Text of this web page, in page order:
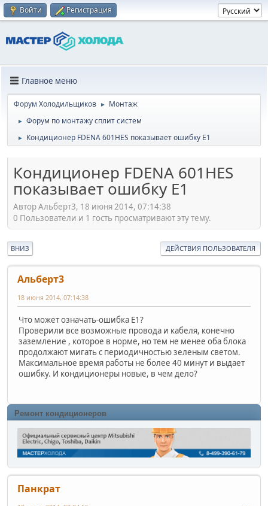
Войти Регистрация
Главное меню
Форум Холодильщиков ► Монтаж
► Форум по монтажу сплит систем
► Кондиционер FDENA 601HES показывает ошибку Е1
Кондиционер FDENA 601HES
показывает ошибку Е1
Автор Альберт3, 18 июня 2014, 07:14:38
0 Пользователи и 1 гость просматривают эту тему.
ВНИЗ ДЕЙСТВИЯ ПОЛЬЗОВАТЕЛЯ
Альберт3
18 июня 2014, 07:14:38
Что может означать-ошибка Е1?
Проверили все возможные провода и кабеля, конечно
заземление , которое в норме, но тем не менее оба блока
продолжают мигать с периодичностью зеленым светом.
Максимальное время работы не более 40 минут и выдает
ошибку. И кондиционеры новые, в чем дело?
Ремонт кондиционеров
Панкрат